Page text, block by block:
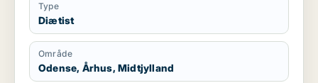
Type
Diætist
Område
Odense, Århus, Midtjylland